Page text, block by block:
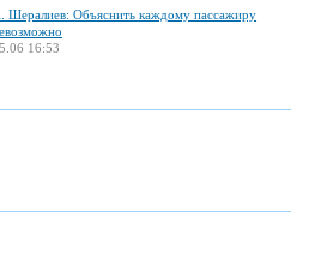
Шералиев: Объяснить каждому пассажиру
16:53